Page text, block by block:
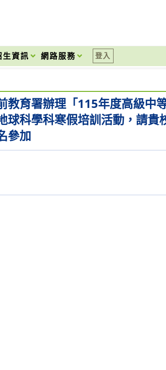
生資訊 網路服務 登入
教育署辦理「115年度高級中
球科學科寒假培訓活動，請
參加